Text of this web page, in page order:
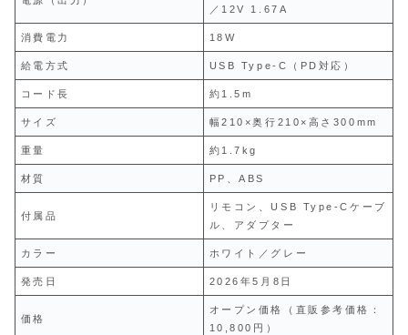
／12V 1.67A
消費電力 18W
給電方式 USB Type‑C（PD対応）
コード長 約1.5m
サイズ 幅210×奥行210×高さ300mm
重量 約1.7kg
材質 PP、ABS
付属品
リモコン、USB Type‑Cケーブ
ル、アダプター
カラー ホワイト／グレー
発売日 2026年5月8日
価格
オープン価格（直販参考価格：
10,800円）